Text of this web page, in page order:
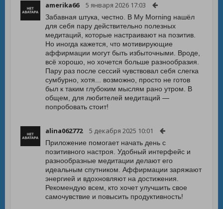
amerika66 5 января 2026 17:03
Забавная штука, честно. В My Morning нашёл
для себя пару действительно полезных
медитаций, которые настраивают на позитив.
Но иногда кажется, что мотивирующие
аффирмации могут быть избыточными. Вроде,
всё хорошо, но хочется больше разнообразия.
Пару раз после сессий чувствовал себя слегка
сумбурно, хотя... возможно, просто не готов
был к таким глубоким мыслям рано утром. В
общем, для любителей медитаций —
попробовать стоит!
alina062772 5 декабря 2025 10:01
Приложение помогает начать день с
позитивного настроя. Удобный интерфейс и
разнообразные медитации делают его
идеальным спутником. Аффирмации заряжают
энергией и вдохновляют на достижения.
Рекомендую всем, кто хочет улучшить свое
самочувствие и повысить продуктивность!